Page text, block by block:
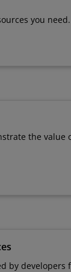
you need.
the value
by developers